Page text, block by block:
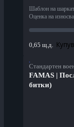
Шаблон на
Оценка на
0,65 щ.д.
Стандартен
FAMAS |
битки)